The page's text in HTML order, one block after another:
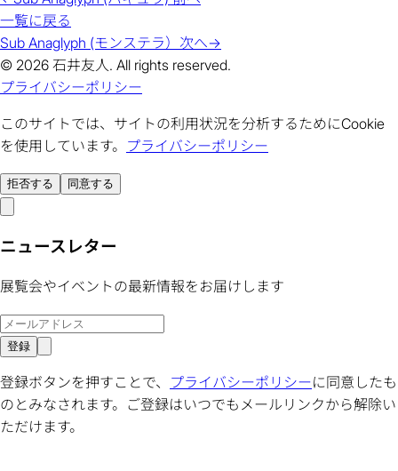
一覧に戻る
Sub Anaglyph (モンステラ） 次へ→
© 2026 石井友人. All rights reserved.
プライバシーポリシー
このサイトでは、サイトの利用状況を分析するためにCookie
を使用しています。 プライバシーポリシー
拒否する 同意する
ニュースレター
展覧会やイベントの最新情報をお届けします
登録
登録ボタンを押すことで、 プライバシーポリシーに同意したも
のとみなされます。ご登録はいつでもメールリンクから解除い
ただけます。